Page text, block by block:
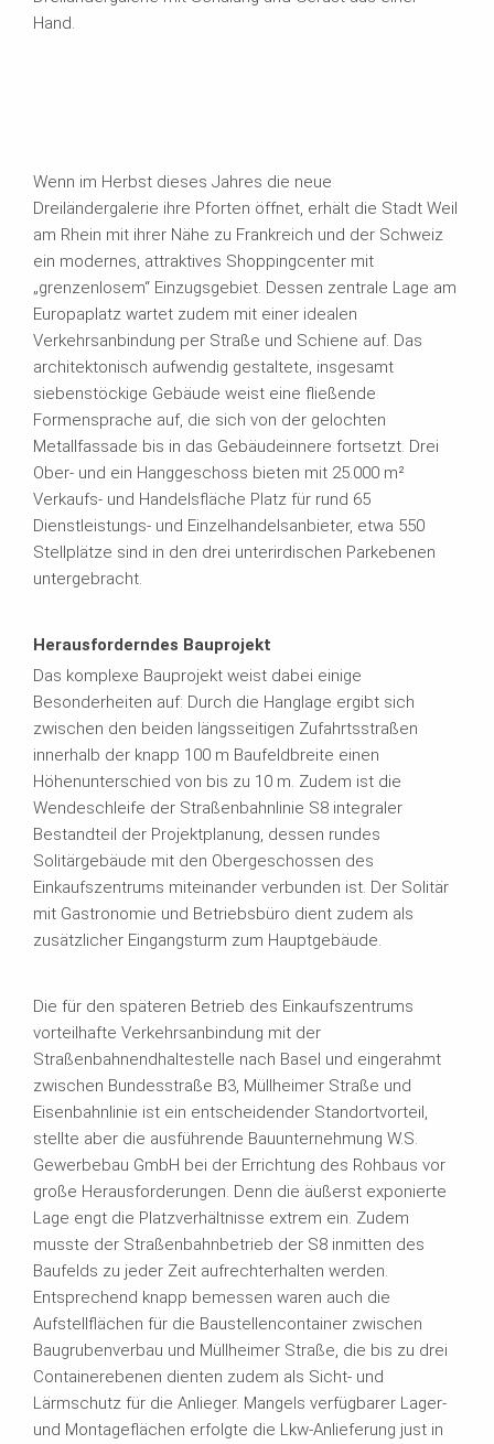
Hand.
Wenn im Herbst dieses Jahres die neue
Dreiländergalerie ihre Pforten öffnet, erhält die Stadt Weil
am Rhein mit ihrer Nähe zu Frankreich und der Schweiz
ein modernes, attraktives Shoppingcenter mit
„grenzenlosem“ Einzugsgebiet. Dessen zentrale Lage am
Europaplatz wartet zudem mit einer idealen
Verkehrsanbindung per Straße und Schiene auf. Das
architektonisch aufwendig gestaltete, insgesamt
siebenstöckige Gebäude weist eine fließende
Formensprache auf, die sich von der gelochten
Metallfassade bis in das Gebäudeinnere fortsetzt. Drei
Ober- und ein Hanggeschoss bieten mit 25.000 m²
Verkaufs- und Handelsfläche Platz für rund 65
Dienstleistungs- und Einzelhandelsanbieter, etwa 550
Stellplätze sind in den drei unterirdischen Parkebenen
untergebracht.
Herausforderndes Bauprojekt
Das komplexe Bauprojekt weist dabei einige
Besonderheiten auf: Durch die Hanglage ergibt sich
zwischen den beiden längsseitigen Zufahrtsstraßen
innerhalb der knapp 100 m Baufeldbreite einen
Höhenunterschied von bis zu 10 m. Zudem ist die
Wendeschleife der Straßenbahnlinie S8 integraler
Bestandteil der Projektplanung, dessen rundes
Solitärgebäude mit den Obergeschossen des
Einkaufszentrums miteinander verbunden ist. Der Solitär
mit Gastronomie und Betriebsbüro dient zudem als
zusätzlicher Eingangsturm zum Hauptgebäude.
Die für den späteren Betrieb des Einkaufszentrums
vorteilhafte Verkehrsanbindung mit der
Straßenbahnendhaltestelle nach Basel und eingerahmt
zwischen Bundesstraße B3, Müllheimer Straße und
Eisenbahnlinie ist ein entscheidender Standortvorteil,
stellte aber die ausführende Bauunternehmung W.S.
Gewerbebau GmbH bei der Errichtung des Rohbaus vor
große Herausforderungen. Denn die äußerst exponierte
Lage engt die Platzverhältnisse extrem ein. Zudem
musste der Straßenbahnbetrieb der S8 inmitten des
Baufelds zu jeder Zeit aufrechterhalten werden.
Entsprechend knapp bemessen waren auch die
Aufstellflächen für die Baustellencontainer zwischen
Baugrubenverbau und Müllheimer Straße, die bis zu drei
Containerebenen dienten zudem als Sicht- und
Lärmschutz für die Anlieger. Mangels verfügbarer Lager-
und Montageflächen erfolgte die Lkw-Anlieferung just in